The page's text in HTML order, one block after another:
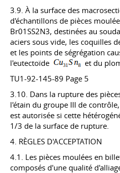
3.9. À la surface des
d'échantillons de pièces
Br01SS2N3, destinées au
aciers sous vide, les coquilles
et les points de ségrégation
l'eutectoïde
et du
TU1-92-145-89 Page 5
3.10. Dans la rupture des
l'étain du groupe III de
est autorisée si cette
1/3 de la surface de rupture.
4. RÈGLES D'ACCEPTATION
4.1. Les pièces moulées en
composés d'une qualité